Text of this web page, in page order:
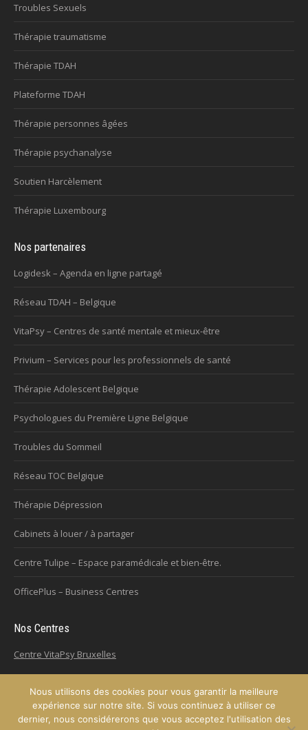
Troubles Sexuels
Thérapie traumatisme
Thérapie TDAH
Plateforme TDAH
Thérapie personnes âgées
Thérapie psychanalyse
Soutien Harcèlement
Thérapie Luxembourg
Nos partenaires
Logidesk – Agenda en ligne partagé
Réseau TDAH – Belgique
VitaPsy – Centres de santé mentale et mieux-être
Privium – Services pour les professionnels de santé
Thérapie Adolescent Belgique
Psychologues du Première Ligne Belgique
Troubles du Sommeil
Réseau TOC Belgique
Thérapie Dépression
Cabinets à louer / à partager
Centre Tulipe – Espace paramédicale et bien-être.
OfficePlus – Business Centres
Nos Centres
Centre VitaPsy Bruxelles
Copyright © 2026
Plateforme de l'Hypnose de la province de Hainaut.
Nous utilisons des cookies pour vous garantir la meilleure
expérience sur notre site. Si vous continuez à utiliser ce
dernier, nous considérerons que vous acceptez l'utilisation des